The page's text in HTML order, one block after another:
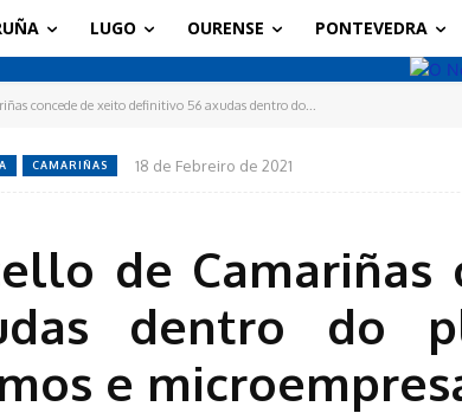
LUGO OURENSE PONTEVEDRA
concede de xeito definitivo 56 axudas dentro do...
CAMARIÑAS 18 de Febreiro de 2021
de
dentro do
e